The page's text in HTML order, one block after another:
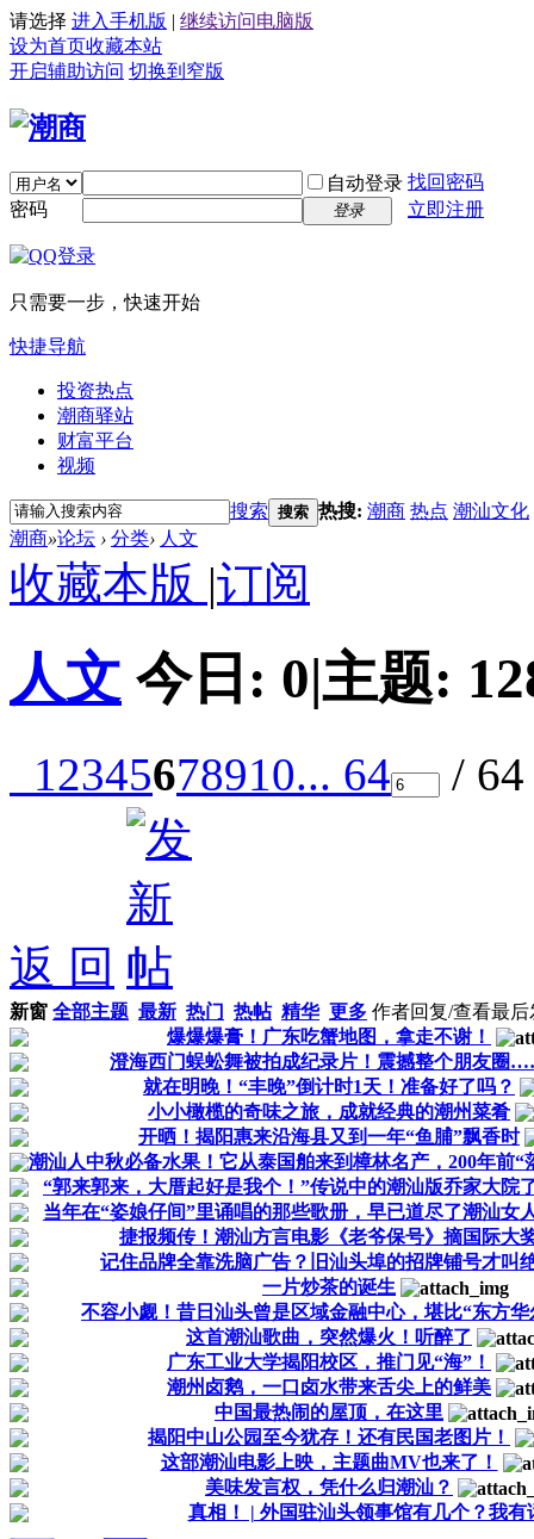
请选择 进入手机版 | 继续访问电脑版
设为首页收藏本站
开启辅助访问 切换到窄版
自动登录 找回密码
密码
登录 立即注册
只需要一步，快速开始
快捷导航
投资热点
潮商驿站
财富平台
视频
搜索 搜索 热搜: 潮商 热点 潮汕文化
潮商»论坛 › 分类› 人文
收藏本版 |订阅
人文 今日: 0|主题:
12345678910... 64 /
返 回
新窗 全部主题 最新 热门 热帖 精华 更多 作者回复/查看最后
爆爆爆膏！广东吃蟹地图，拿走不谢！
澄海西门蜈蚣舞被拍成纪录片！震撼整个朋友圈
就在明晚！“丰晚”倒计时1天！准备好了吗？
小小橄榄的奇味之旅，成就经典的潮州菜肴
开晒！揭阳惠来沿海县又到一年“鱼脯”飘香时
潮汕人中秋必备水果！它从泰国舶来到樟林名产，200年前“
“郭来郭来，大厝起好是我个！”传说中的潮汕版乔家大院
当年在“姿娘仔间”里诵唱的那些歌册，早已道尽了潮汕女
捷报频传！潮汕方言电影《老爷保号》摘国际大
记住品牌全靠洗脑广告？旧汕头埠的招牌铺号才叫
一片炒茶的诞生
不容小觑！昔日汕头曾是区域金融中心，堪比“东方华
这首潮汕歌曲，突然爆火！听醉了
广东工业大学揭阳校区，推门见“海”！
潮州卤鹅，一口卤水带来舌尖上的鲜美
中国最热闹的屋顶，在这里
揭阳中山公园至今犹存！还有民国老图片！
这部潮汕电影上映，主题曲MV也来了！
美味发言权，凭什么归潮汕？
真相！ | 外国驻汕头领事馆有几个？我有